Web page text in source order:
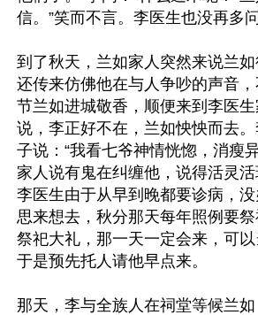
信。”笑而不言。李医生也没再多问
到了秋天，兰如家人突然来说兰如
还传来仿佛他在与人争吵的声音
节兰如进城敬香，顺便来到李医
说，李正好不在，兰如怏怏而去
子说：“我看七爷神情恍惚，消瘦
家人说有鬼在纠缠他，说得活灵
李医生由于从早到晚都要诊病，没
思来想去，秋分那天每年照例要
祭祀大礼，那一天一定会来，可以
于是预先托人请他早点来。
那天，李与全族人在祠堂等候兰